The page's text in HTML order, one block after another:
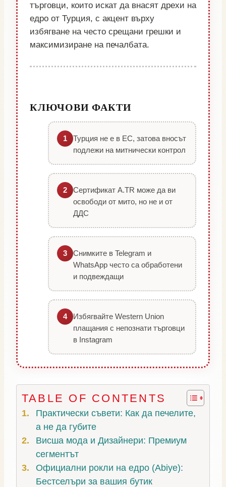
търговци, които искат да внасят дрехи на
едро от Турция, с акцент върху
избягване на често срещани грешки и
максимизиране на печалбата.
КЛЮЧОВИ ФАКТИ
1
Турция не е в ЕС, затова вносът
подлежи на митнически контрол
2
Сертификат A.TR може да ви
освободи от мито, но не и от
ДДС
3
Снимките в Telegram и
WhatsApp често са обработени
и подвеждащи
4
Избягвайте Western Union
плащания с непознати търговци
в Instagram
TABLE OF CONTENTS
Практически съвети: Как да печелите,
а не да губите
Висша мода и Дизайнери: Премиум
сегментът
Официални рокли на едро (Abiye):
Бестселъри за вашия бутик